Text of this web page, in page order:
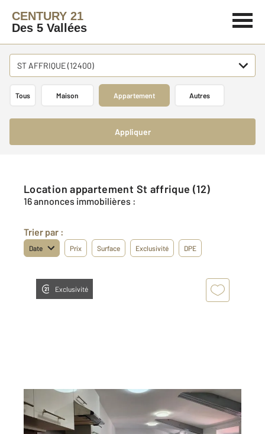
CENTURY 21
Des 5 Vallées
ST AFFRIQUE (12400)
Tous Maison Appartement Autres
Appliquer
Location appartement St affrique (12)
16 annonces immobilières :
Trier par :
Date Prix Surface Exclusivité DPE
Exclusivité
ST AFFRIQUE 12
83,80 m
, 4 pièces
Ref : 7749